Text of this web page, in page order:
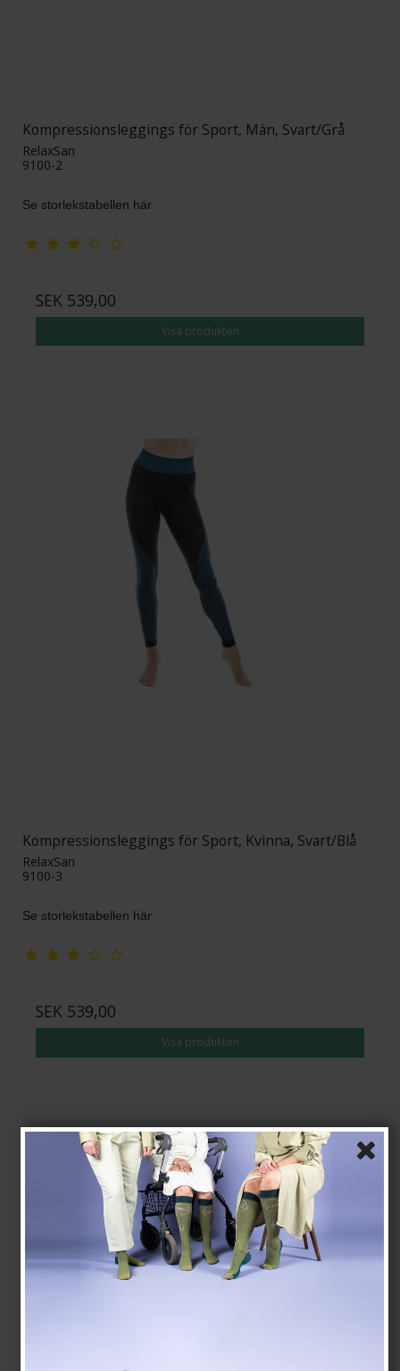
Kompressionsleggings för Sport, Män, Svart/Grå
RelaxSan
9100-2
Se storlekstabellen här
SEK 539,00
Visa produkten
Kompressionsleggings för Sport, Kvinna, Svart/Blå
RelaxSan
9100-3
Se storlekstabellen här
SEK 539,00
Visa produkten